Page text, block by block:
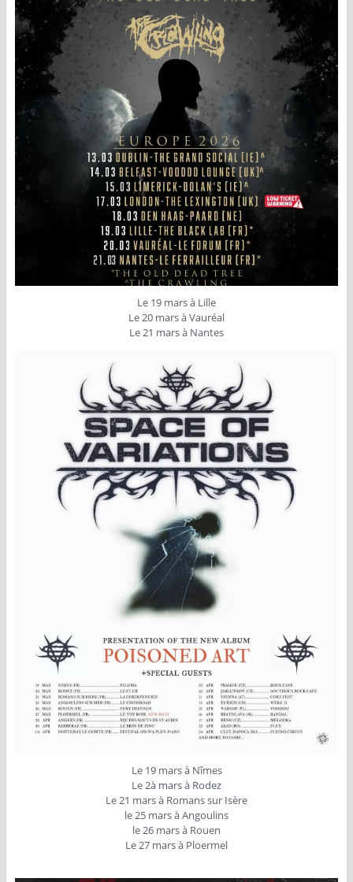
Le 19 mars à Lille
Le 20 mars à Vauréal
Le 21 mars à Nantes
Le 19 mars à Nîmes
Le 2à mars à Rodez
Le 21 mars à Romans sur Isère
le 25 mars à Angoulins
le 26 mars à Rouen
Le 27 mars à Ploermel